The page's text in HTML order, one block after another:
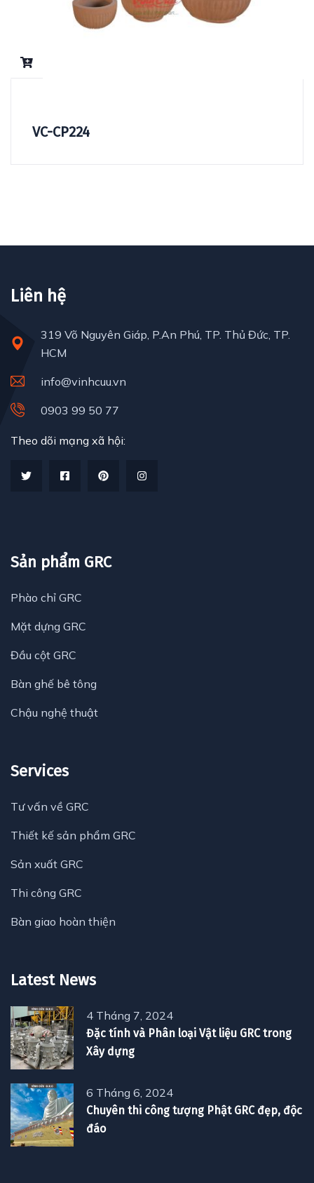
VC-CP224
Liên hệ
319 Võ Nguyên Giáp, P.An Phú, TP. Thủ Đức, TP.
HCM
info@vinhcuu.vn
0903 99 50 77
Theo dõi mạng xã hội:
Sản phẩm GRC
Phào chỉ GRC
Mặt dựng GRC
Đầu cột GRC
Bàn ghế bê tông
Chậu nghệ thuật
Services
Tư vấn về GRC
Thiết kế sản phẩm GRC
Sản xuất GRC
Thi công GRC
Bàn giao hoàn thiện
Latest News
4 Tháng 7, 2024
Đặc tính và Phân loại Vật liệu GRC trong
Xây dựng
6 Tháng 6, 2024
Chuyên thi công tượng Phật GRC đẹp, độc
đáo